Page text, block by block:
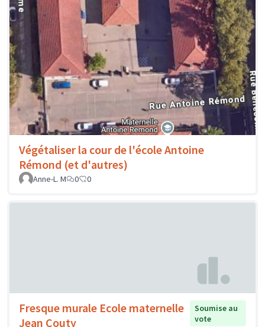
Végétaliser la cour de l'école Antoine
Rémond (et d'autres)
Anne-L. M 0 0
Fresque murale Ecole maternelle
Jean Couty
Soumise au
vote